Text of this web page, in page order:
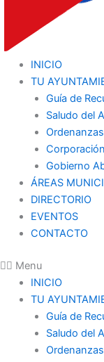
INICIO
TU
Guía de
Saludo del
Gobierno
ÁREAS
DIRECTORIO
EVENTOS
CONTACTO
Menu
INICIO
TU
Guía de
Saludo del